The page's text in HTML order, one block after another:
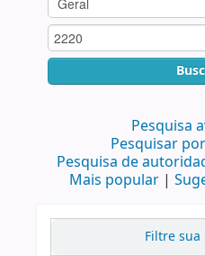
Pesquisa
Pesquisar
Pesquisa de
Mais popular
Filtre sua